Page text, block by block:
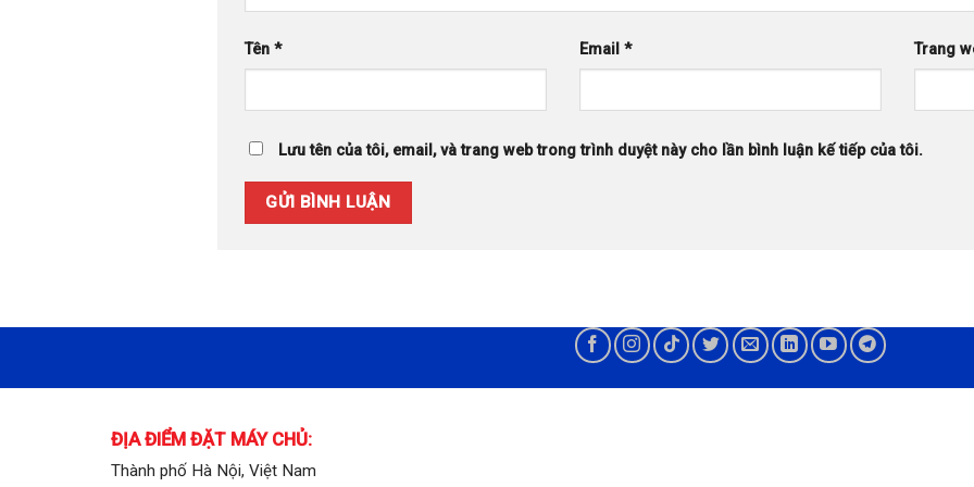
Tên * Email * Trang
Lưu tên của tôi, email, và trang web trong trình duyệt này cho lần bình luận kế tiếp của tôi.
ĐỊA ĐIỂM ĐẶT MÁY CHỦ:
Thành phố Hà Nội, Việt Nam